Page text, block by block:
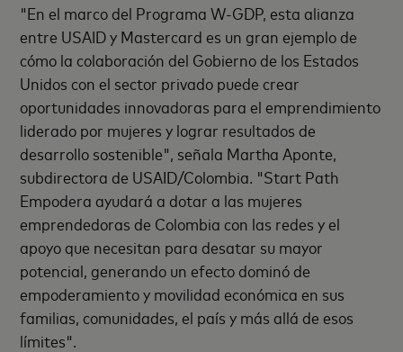
"En el marco del Programa W-GDP, esta alianza
entre USAID y Mastercard es un gran ejemplo de
cómo la colaboración del Gobierno de los Estados
Unidos con el sector privado puede crear
oportunidades innovadoras para el emprendimiento
liderado por mujeres y lograr resultados de
desarrollo sostenible", señala Martha Aponte,
subdirectora de USAID/Colombia. "Start Path
Empodera ayudará a dotar a las mujeres
emprendedoras de Colombia con las redes y el
apoyo que necesitan para desatar su mayor
potencial, generando un efecto dominó de
empoderamiento y movilidad económica en sus
familias, comunidades, el país y más allá de esos
límites".